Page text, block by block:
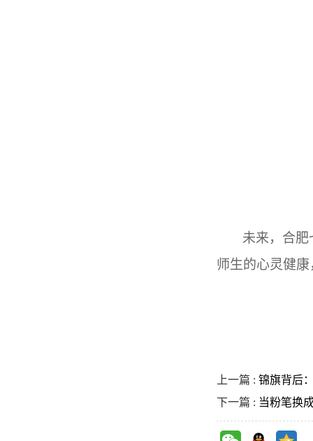
未来，合
师生的心灵健
上一篇 : 锦旗背后
下一篇 : 当粉笔换